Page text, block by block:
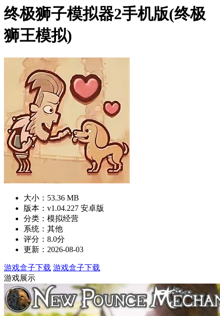
终极狮子模拟器2手机版(终极
狮王模拟)
大小：53.36 MB
版本：v1.04.227 安卓版
分类：模拟经营
系统：其他
评分：8.0分
更新：2026-08-03
游戏盒子下载 游戏盒子下载
游戏展示